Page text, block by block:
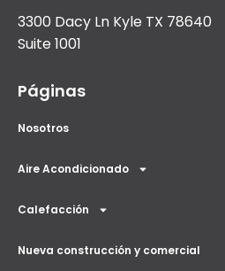
3300 Dacy Ln Kyle TX 78640
Suite 1001
Páginas
Nosotros
Aire Acondicionado
Calefacción
Nueva construcción y comercial